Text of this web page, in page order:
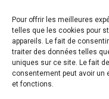
Pour offrir les meilleures
telles que les cookies pour
appareils. Le fait de
traiter des données telles
uniques sur ce site. Le fait
consentement peut avoir
et fonctions.